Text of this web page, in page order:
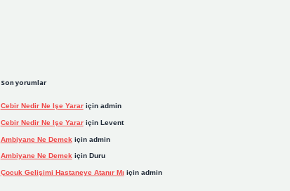
Son yorumlar
Cebir Nedir Ne Işe Yarariçin admin
Cebir Nedir Ne Işe Yarariçin Levent
Ambiyane Ne Demek için admin
Ambiyane Ne Demek için Duru
Çocuk Gelişimi Hastaneye Atanır Mı için admin